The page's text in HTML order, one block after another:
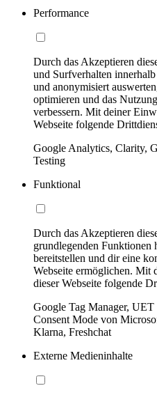
Performance
Durch das Akzeptieren
und Surfverhalten
und anonymisiert
optimieren und das
verbessern. Mit deiner
Webseite folgende
Google Analytics, Clarity,
Testing
Funktional
Durch das Akzeptieren
grundlegenden Funktionen
bereitstellen und dir eine
Webseite ermöglichen. Mit
dieser Webseite folgende
Google Tag Manager,
Consent Mode von
Klarna, Freshchat
Externe Medieninhalte